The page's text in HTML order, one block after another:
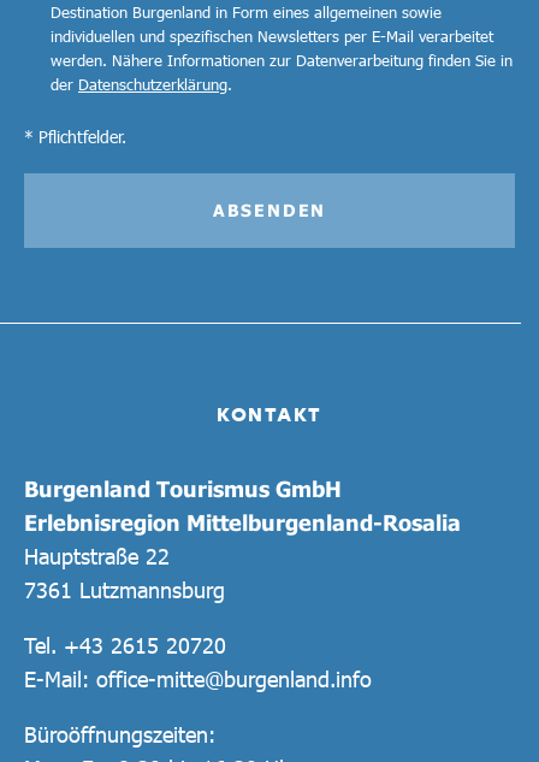
KONTAKT
Burgenland Tourismus GmbH
Erlebnisregion Mittelburgenland-Rosalia
Hauptstraße 22
7361 Lutzmannsburg
Tel. +43 2615 20720
E-Mail: office-mitte@burgenland.info
Büroöffnungszeiten:
Destination Burgenland in Form eines allgemeinen sowie
individuellen und spezifischen Newsletters per E-Mail verarbeitet
werden. Nähere Informationen zur Datenverarbeitung finden Sie in
der Datenschutzerklärung.
* Pflichtfelder.
ABSENDEN